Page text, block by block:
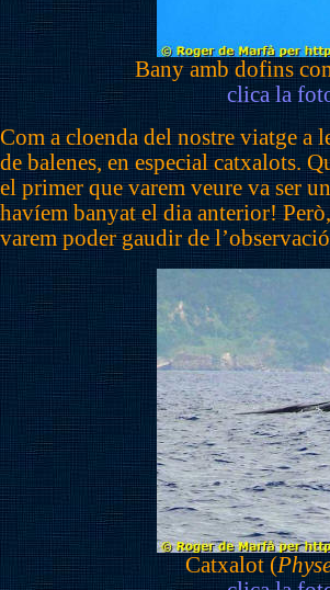
Bany amb dofins
clica la
Com a cloenda del nostre viatge a
de balenes, en especial catxalots.
el primer que varem veure va ser
havíem banyat el dia anterior!
varem poder gaudir de
Catxalot (